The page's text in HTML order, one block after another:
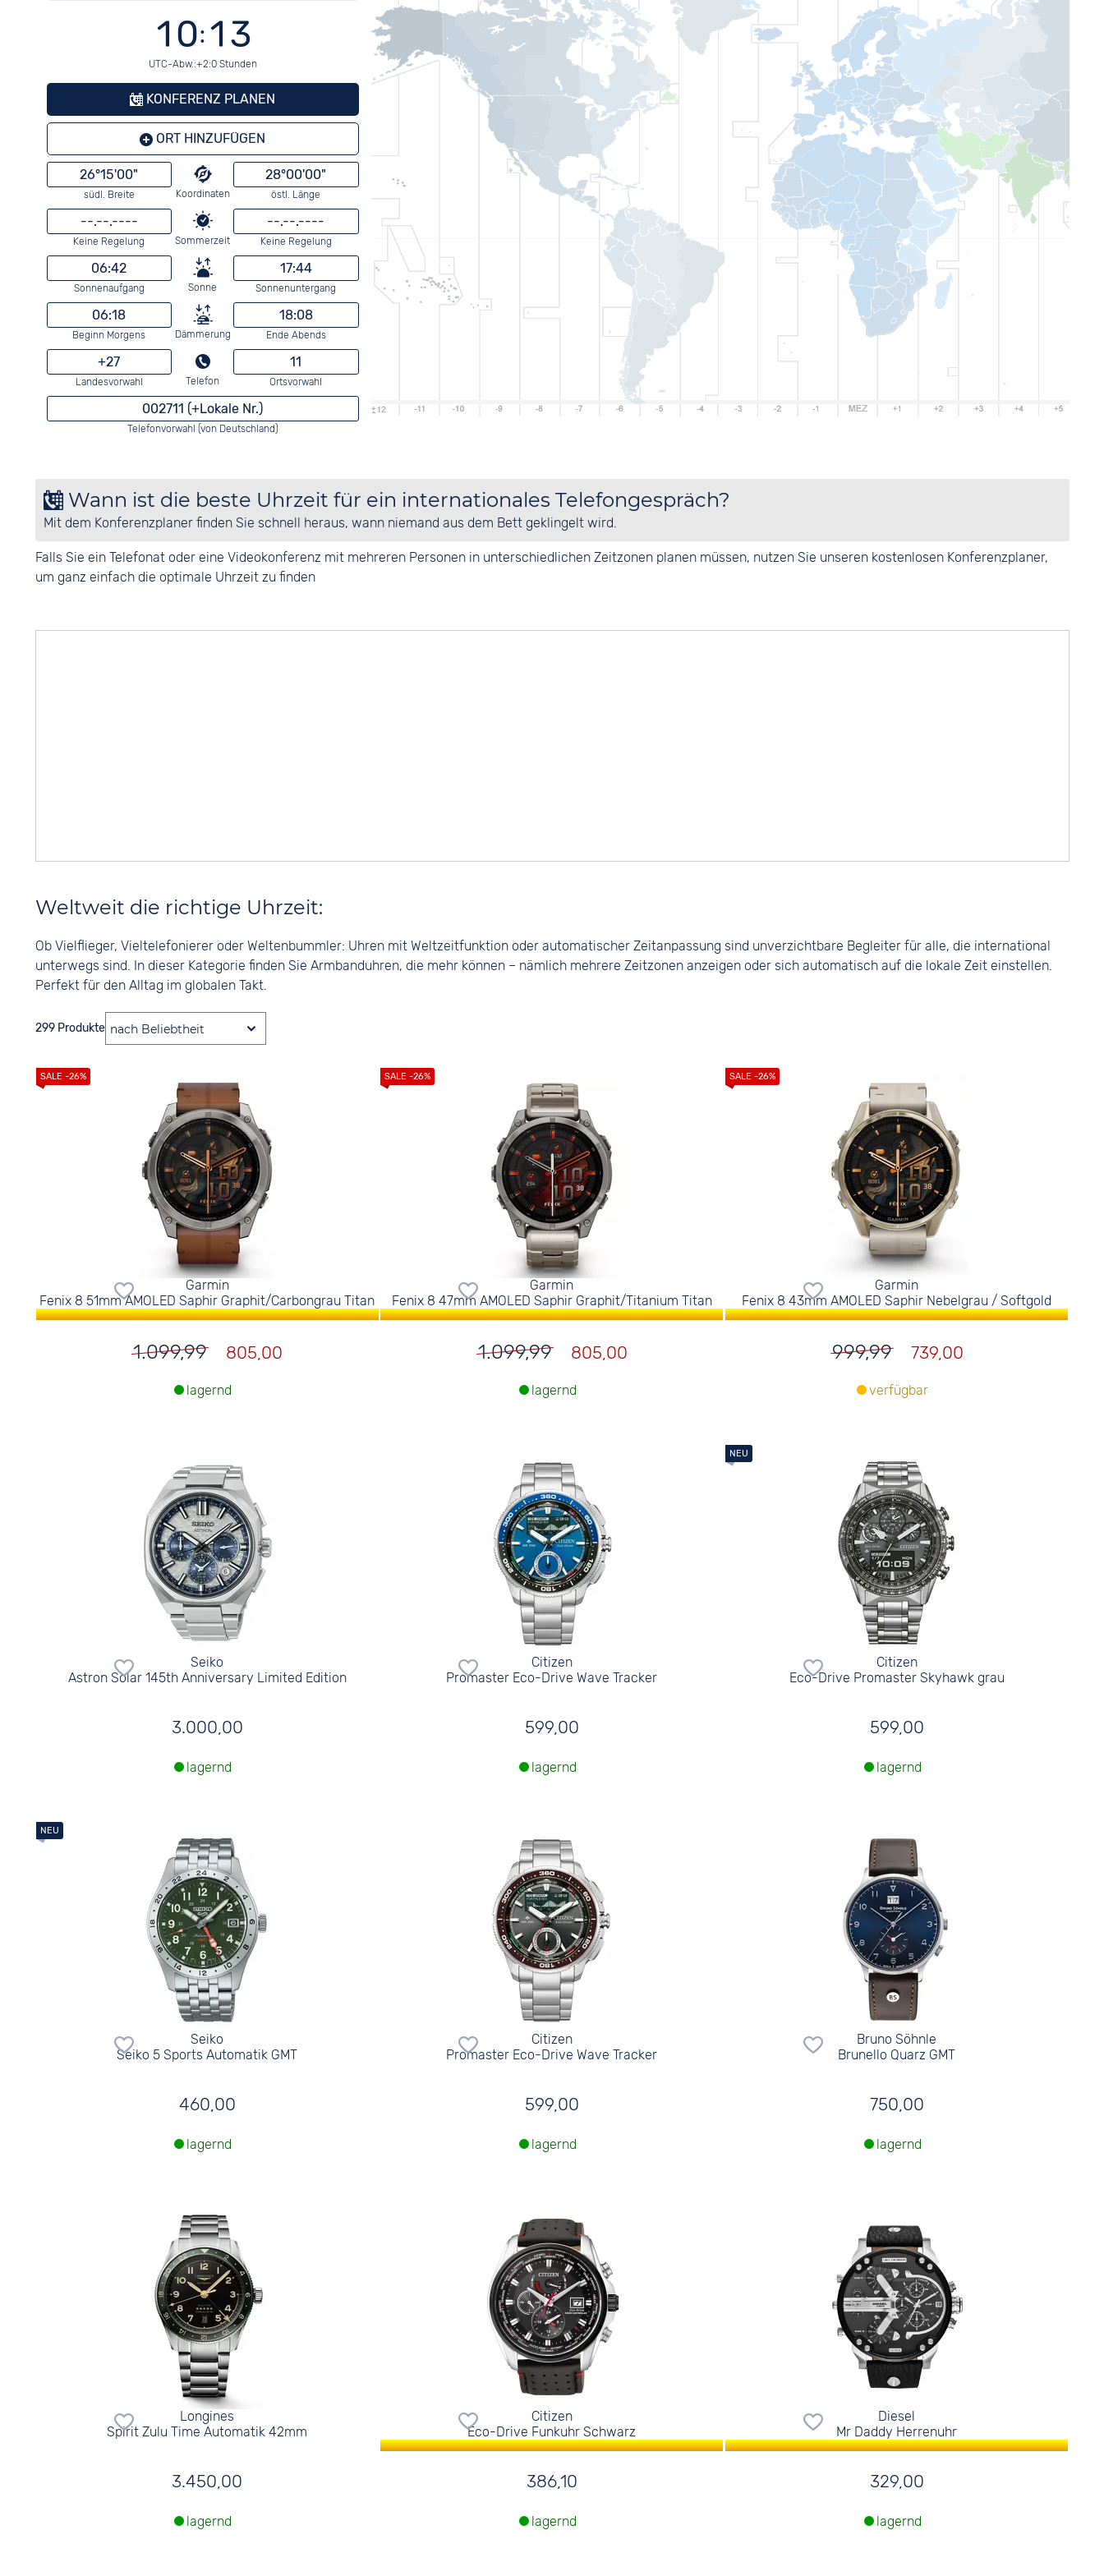
10:13
UTC-Abw.:+2:0 Stunden
KONFERENZ PLANEN
ORT HINZUFÜGEN
26°15'00"
südl. Breite Koordinaten
28°00'00"
östl. Länge
--.--.----
Keine Regelung Sommerzeit
--.--.----
Keine Regelung
06:42
Sonnenaufgang Sonne
17:44
Sonnenuntergang
06:18
Beginn Morgens Dämmerung
18:08
Ende Abends
+27
Landesvorwahl Telefon
11
Ortsvorwahl
002711 (+Lokale Nr.)
Telefonvorwahl (von Deutschland)
Wann ist die beste Uhrzeit für ein internationales Telefongespräch?
Mit dem Konferenzplaner finden Sie schnell heraus, wann niemand aus dem Bett geklingelt wird.
Falls Sie ein Telefonat oder eine Videokonferenz mit mehreren Personen in unterschiedlichen Zeitzonen planen müssen, nutzen Sie unseren kostenlosen Konferenzplaner,
um ganz einfach die optimale Uhrzeit zu finden
Weltweit die richtige Uhrzeit:
Ob Vielflieger, Vieltelefonierer oder Weltenbummler: Uhren mit Weltzeitfunktion oder automatischer Zeitanpassung sind unverzichtbare Begleiter für alle, die international
unterwegs sind. In dieser Kategorie finden Sie Armbanduhren, die mehr können – nämlich mehrere Zeitzonen anzeigen oder sich automatisch auf die lokale Zeit einstellen.
Perfekt für den Alltag im globalen Takt.
299 Produkte
Garmin
Fenix 8 51mm AMOLED Saphir Graphit/Carbongrau Titan
1.099,99 805,00
lagernd
Garmin
Fenix 8 47mm AMOLED Saphir Graphit/Titanium Titan
1.099,99 805,00
lagernd
Garmin
Fenix 8 43mm AMOLED Saphir Nebelgrau / Softgold
999,99 739,00
verfügbar
Seiko
Astron Solar 145th Anniversary Limited Edition
3.000,00
lagernd
Citizen
Promaster Eco-Drive Wave Tracker
599,00
lagernd
Citizen
Eco-Drive Promaster Skyhawk grau
599,00
lagernd
Seiko
Seiko 5 Sports Automatik GMT
460,00
lagernd
Citizen
Promaster Eco-Drive Wave Tracker
599,00
lagernd
Bruno Söhnle
Brunello Quarz GMT
750,00
lagernd
Longines
Spirit Zulu Time Automatik 42mm
3.450,00
lagernd
Citizen
Eco-Drive Funkuhr Schwarz
386,10
lagernd
Diesel
Mr Daddy Herrenuhr
329,00
lagernd